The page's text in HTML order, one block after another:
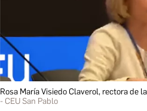
Rosa María Visiedo Claverol, rectora de
CEU San Pablo